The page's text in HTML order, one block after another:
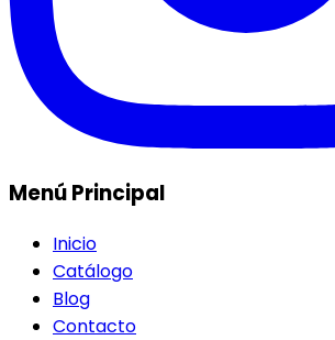
Menú Principal
Inicio
Catálogo
Blog
Contacto